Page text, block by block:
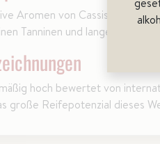
Aromen von Cassis, dunklen
Tanninen und langem,
hoch bewertet von
große Reifepotenzial dieses